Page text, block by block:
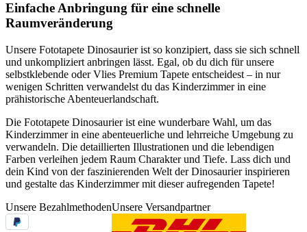
Einfache Anbringung für eine schnelle
Raumveränderung
Unsere Fototapete Dinosaurier ist so konzipiert, dass sie sich schnell
und unkompliziert anbringen lässt. Egal, ob du dich für unsere
selbstklebende oder Vlies Premium Tapete entscheidest – in nur
wenigen Schritten verwandelst du das Kinderzimmer in eine
prähistorische Abenteuerlandschaft.
Die Fototapete Dinosaurier ist eine wunderbare Wahl, um das
Kinderzimmer in eine abenteuerliche und lehrreiche Umgebung zu
verwandeln. Die detaillierten Illustrationen und die lebendigen
Farben verleihen jedem Raum Charakter und Tiefe. Lass dich und
dein Kind von der faszinierenden Welt der Dinosaurier inspirieren
und gestalte das Kinderzimmer mit dieser aufregenden Tapete!
Unsere BezahlmethodenUnsere Versandpartner